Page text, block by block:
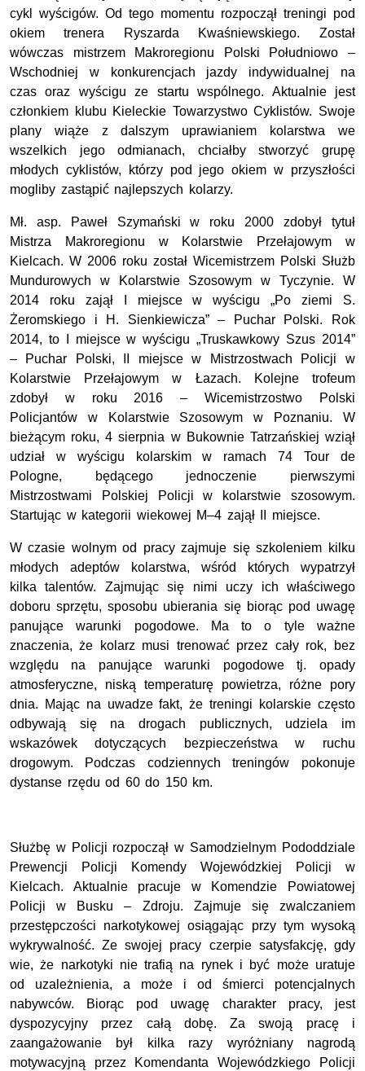
cykl wyścigów. Od tego momentu rozpoczął treningi pod
okiem trenera Ryszarda Kwaśniewskiego. Został
wówczas mistrzem Makroregionu Polski Południowo –
Wschodniej w konkurencjach jazdy indywidualnej na
czas oraz wyścigu ze startu wspólnego. Aktualnie jest
członkiem klubu Kieleckie Towarzystwo Cyklistów. Swoje
plany wiąże z dalszym uprawianiem kolarstwa we
wszelkich jego odmianach, chciałby stworzyć grupę
młodych cyklistów, którzy pod jego okiem w przyszłości
mogliby zastąpić najlepszych kolarzy.
Mł. asp. Paweł Szymański w roku 2000 zdobył tytuł
Mistrza Makroregionu w Kolarstwie Przełajowym w
Kielcach. W 2006 roku został Wicemistrzem Polski Służb
Mundurowych w Kolarstwie Szosowym w Tyczynie. W
2014 roku zajął I miejsce w wyścigu „Po ziemi S.
Żeromskiego i H. Sienkiewicza” – Puchar Polski. Rok
2014, to I miejsce w wyścigu „Truskawkowy Szus 2014”
– Puchar Polski, II miejsce w Mistrzostwach Policji w
Kolarstwie Przełajowym w Łazach. Kolejne trofeum
zdobył w roku 2016 – Wicemistrzostwo Polski
Policjantów w Kolarstwie Szosowym w Poznaniu. W
bieżącym roku, 4 sierpnia w Bukownie Tatrzańskiej wziął
udział w wyścigu kolarskim w ramach 74 Tour de
Pologne, będącego jednoczenie pierwszymi
Mistrzostwami Polskiej Policji w kolarstwie szosowym.
Startując w kategorii wiekowej M–4 zajął II miejsce.
W czasie wolnym od pracy zajmuje się szkoleniem kilku
młodych adeptów kolarstwa, wśród których wypatrzył
kilka talentów. Zajmując się nimi uczy ich właściwego
doboru sprzętu, sposobu ubierania się biorąc pod uwagę
panujące warunki pogodowe. Ma to o tyle ważne
znaczenia, że kolarz musi trenować przez cały rok, bez
względu na panujące warunki pogodowe tj. opady
atmosferyczne, niską temperaturę powietrza, różne pory
dnia. Mając na uwadze fakt, że treningi kolarskie często
odbywają się na drogach publicznych, udziela im
wskazówek dotyczących bezpieczeństwa w ruchu
drogowym. Podczas codziennych treningów pokonuje
dystanse rzędu od 60 do 150 km.
Służbę w Policji rozpoczął w Samodzielnym Pododdziale
Prewencji Policji Komendy Wojewódzkiej Policji w
Kielcach. Aktualnie pracuje w Komendzie Powiatowej
Policji w Busku – Zdroju. Zajmuje się zwalczaniem
przestępczości narkotykowej osiągając przy tym wysoką
wykrywalność. Ze swojej pracy czerpie satysfakcję, gdy
wie, że narkotyki nie trafią na rynek i być może uratuje
od uzależnienia, a może i od śmierci potencjalnych
nabywców. Biorąc pod uwagę charakter pracy, jest
dyspozycyjny przez całą dobę. Za swoją pracę i
zaangażowanie był kilka razy wyróżniany nagrodą
motywacyjną przez Komendanta Wojewódzkiego Policji